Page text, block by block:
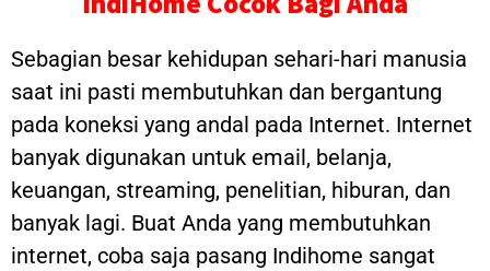
Sebagian besar kehidupan sehari-hari manusia
saat ini pasti membutuhkan dan bergantung
pada koneksi yang andal pada Internet. Internet
banyak digunakan untuk email, belanja,
keuangan, streaming, penelitian, hiburan, dan
banyak lagi. Buat Anda yang membutuhkan
internet, coba saja pasang Indihome sangat